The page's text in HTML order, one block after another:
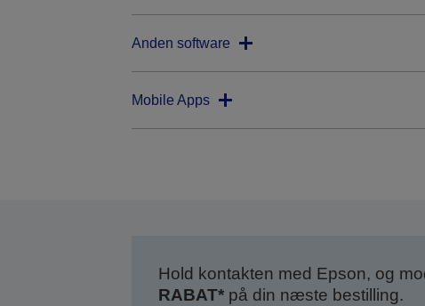
Anden software
Mobile Apps
Hold kontakten med Epson, og
RABAT*på din næste bestilling.